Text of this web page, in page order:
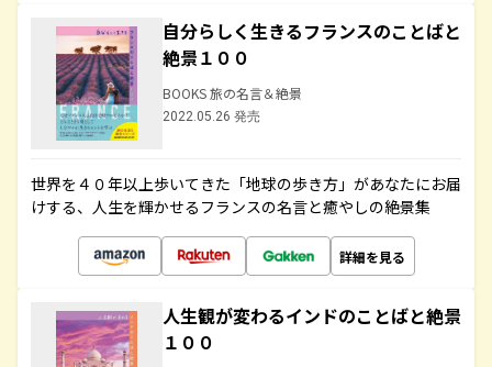
自分らしく生きるフランスのことばと
絶景１００
BOOKS 旅の名言＆絶景
2022.05.26 発売
世界を４０年以上歩いてきた「地球の歩き方」があなたにお届
けする、人生を輝かせるフランスの名言と癒やしの絶景集
詳細を見る
人生観が変わるインドのことばと絶景
１００